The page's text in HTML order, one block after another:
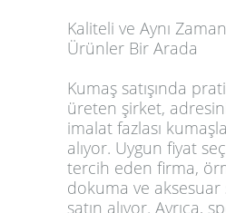
Kaliteli ve Aynı
Ürünler Bir Arada
Kumaş satışında
üreten şirket,
imalat fazlası
alıyor. Uygun fiyat
tercih eden firma,
dokuma ve
satın alıyor. Ayrıca,